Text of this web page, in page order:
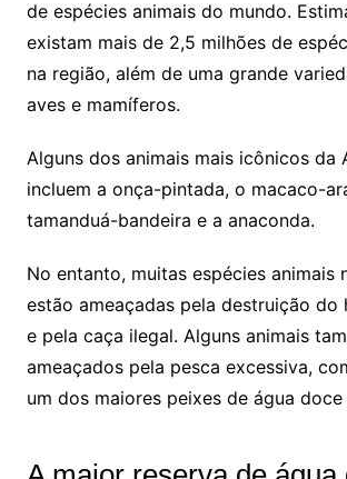
de espécies animais do mundo.
existam mais de 2,5 milhões de
na região, além de uma grande
aves e mamíferos.
Alguns dos animais mais icônicos da
incluem a onça-pintada, o macaco-
tamanduá-bandeira e a anaconda.
No entanto, muitas espécies animais
estão ameaçadas pela destruição do
e pela caça ilegal. Alguns animais
ameaçados pela pesca excessiva,
um dos maiores peixes de água